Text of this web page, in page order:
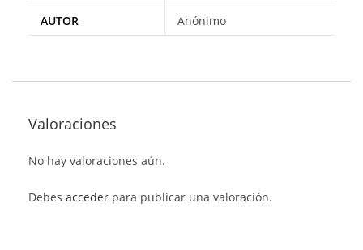
AUTOR Anónimo
Valoraciones
No hay valoraciones aún.
Debes acceder para publicar una valoración.